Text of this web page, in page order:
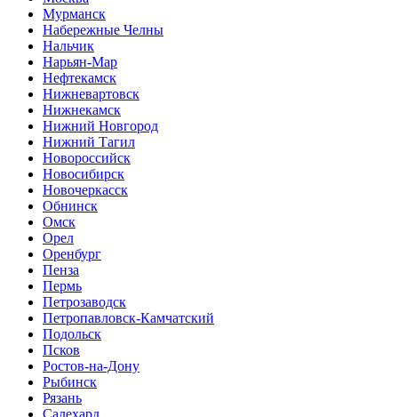
Мурманск
Набережные Челны
Нальчик
Нарьян-Мар
Нефтекамск
Нижневартовск
Нижнекамск
Нижний Новгород
Нижний Тагил
Новороссийск
Новосибирск
Новочеркасск
Обнинск
Омск
Орел
Оренбург
Пенза
Пермь
Петрозаводск
Петропавловск-Камчатский
Подольск
Псков
Ростов-на-Дону
Рыбинск
Рязань